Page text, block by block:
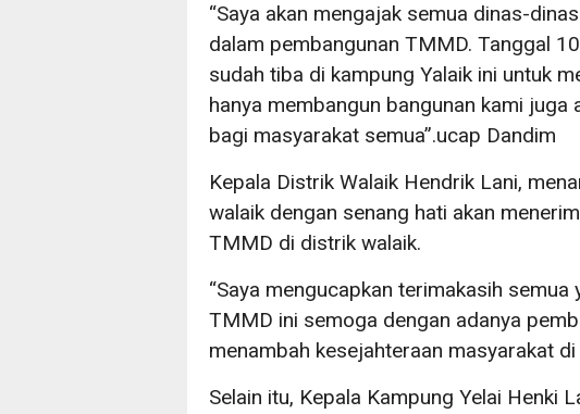
“Saya akan mengajak semua dinas-
dalam pembangunan TMMD. Tanggal
sudah tiba di kampung Yalaik ini untuk
hanya membangun bangunan kami juga
bagi masyarakat semua”.ucap Dandim
Kepala Distrik Walaik Hendrik Lani,
walaik dengan senang hati akan
TMMD di distrik walaik.
“Saya mengucapkan terimakasih
TMMD ini semoga dengan adanya
menambah kesejahteraan masyarakat
Selain itu, Kepala Kampung Yelai Henki